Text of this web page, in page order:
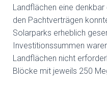
Landflächen eine
den Pachtverträgen
Solarparks erheblich
Investitionssummen
Landflächen nicht
Blöcke mit jeweils 250